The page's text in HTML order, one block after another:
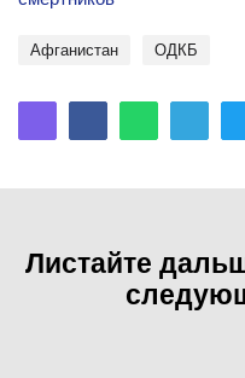
Афганистан ОДКБ
Листайте